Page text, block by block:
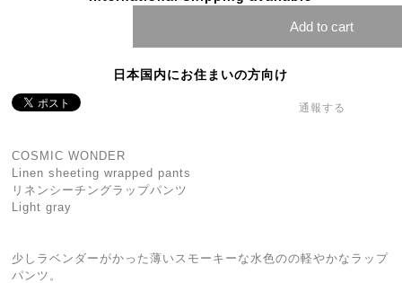
Add to cart
日本国内にお住まいの方向け
通報する
COSMIC WONDER
Linen sheeting wrapped pants
リネンシーチングラップパンツ
Light gray
少しラベンダーがかった薄いスモーキーな水色のの軽やかなラップ
パンツ。